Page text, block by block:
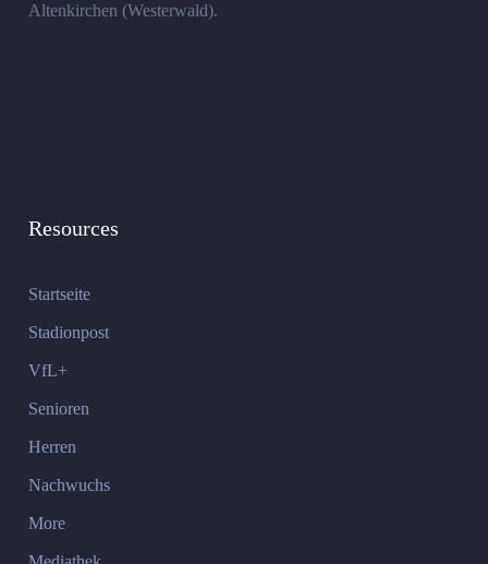
Altenkirchen (Westerwald).
Resources
Startseite
Stadionpost
VfL+
Senioren
Herren
Nachwuchs
More